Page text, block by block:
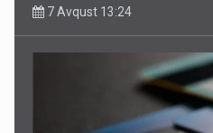
7 Avqust 13:24